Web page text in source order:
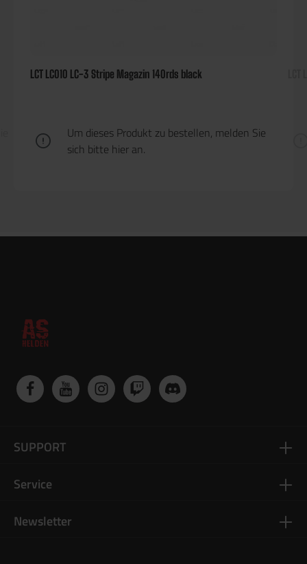
LCT LC010 LC-3 Stripe Magazin 140rds black
Um dieses Produkt zu bestellen, melden Sie
sich bitte hier an.
Newsletter
SUPPORT
Service